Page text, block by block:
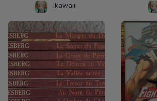
Ikawaiii